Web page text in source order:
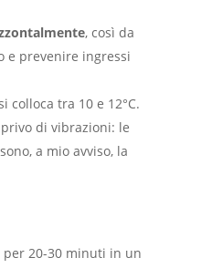
, così da
e prevenire ingressi
colloca tra 10 e 12°C.
di vibrazioni: le
a mio avviso, la
20-30 minuti in un